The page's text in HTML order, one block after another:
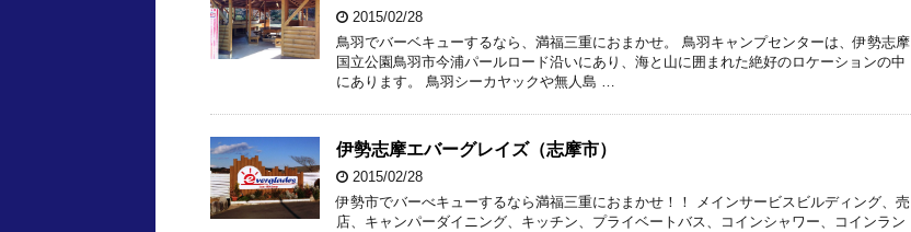
2015/02/28
鳥羽でバーベキューするなら、満福三重におまかせ。 鳥羽キャンプセンターは、伊勢志摩
国立公園鳥羽市今浦パールロード沿いにあり、海と山に囲まれた絶好のロケーションの中
にあります。 鳥羽シーカヤックや無人島 …
伊勢志摩エバーグレイズ（志摩市）
2015/02/28
伊勢市でバーべキューするなら満福三重におまかせ！！ メインサービスビルディング、売
店、キャンパーダイニング、キッチン、プライベートバス、コインシャワー、コインラン